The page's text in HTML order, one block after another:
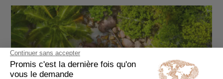
Emirates Palace Mandarin Oriental - Al Ain Oasis -
Saadiyat Island